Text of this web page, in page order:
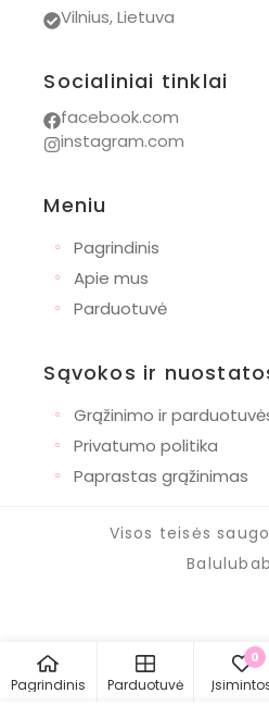
Vilnius, Lietuva
Socialiniai tinklai
facebook.com
instagram.com
Meniu
◦
Pagrindinis
◦ Apie mus
◦ Parduotuvė
Sąvokos ir
◦
Grąžinimo ir
◦ Privatumo politika
◦ Paprastas grąžinimas
Visos teisės
Pagrindinis Parduotuvė
0